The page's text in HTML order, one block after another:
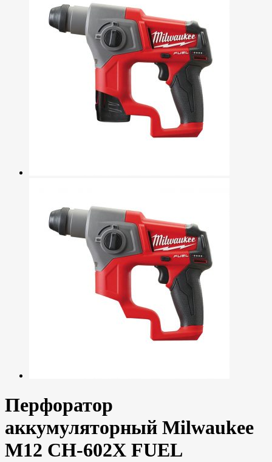
Перфоратор
аккумуляторный Milwaukee
M12 CH-602X FUEL